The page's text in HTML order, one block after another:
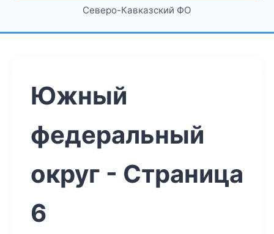
Северо-Кавказский ФО
Южный
федеральный
округ - Страница
6